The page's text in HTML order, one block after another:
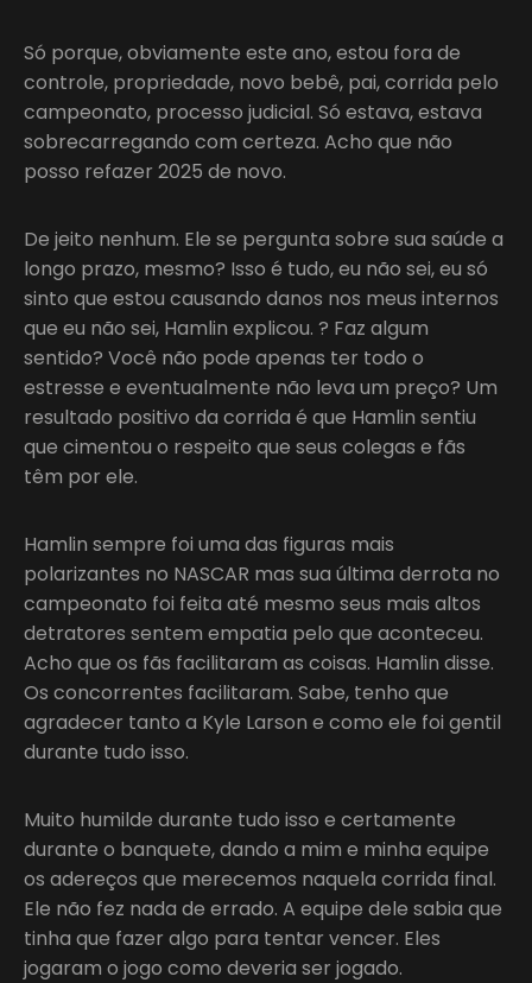
Só porque, obviamente este ano, estou fora de
controle, propriedade, novo bebê, pai, corrida pelo
campeonato, processo judicial. Só estava, estava
sobrecarregando com certeza. Acho que não
posso refazer 2025 de novo.
De jeito nenhum. Ele se pergunta sobre sua saúde a
longo prazo, mesmo? Isso é tudo, eu não sei, eu só
sinto que estou causando danos nos meus internos
que eu não sei, Hamlin explicou. ? Faz algum
sentido? Você não pode apenas ter todo o
estresse e eventualmente não leva um preço? Um
resultado positivo da corrida é que Hamlin sentiu
que cimentou o respeito que seus colegas e fãs
têm por ele.
Hamlin sempre foi uma das figuras mais
polarizantes no NASCAR mas sua última derrota no
campeonato foi feita até mesmo seus mais altos
detratores sentem empatia pelo que aconteceu.
Acho que os fãs facilitaram as coisas. Hamlin disse.
Os concorrentes facilitaram. Sabe, tenho que
agradecer tanto a Kyle Larson e como ele foi gentil
durante tudo isso.
Muito humilde durante tudo isso e certamente
durante o banquete, dando a mim e minha equipe
os adereços que merecemos naquela corrida final.
Ele não fez nada de errado. A equipe dele sabia que
tinha que fazer algo para tentar vencer. Eles
jogaram o jogo como deveria ser jogado.